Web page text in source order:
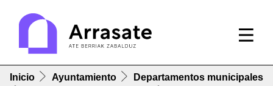
Inicio Ayuntamiento
Departamentos municipales